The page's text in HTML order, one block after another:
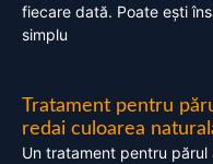
fiecare dată. Poate ești
simplu
Tratament pentru
redai culoarea
Un tratament pentru